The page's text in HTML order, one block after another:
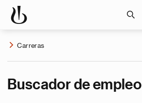
Carreras
Buscador de empleo